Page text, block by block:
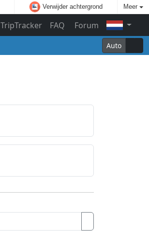
Verwijder achtergrond Meer
TripTracker FAQ
Forum
Auto